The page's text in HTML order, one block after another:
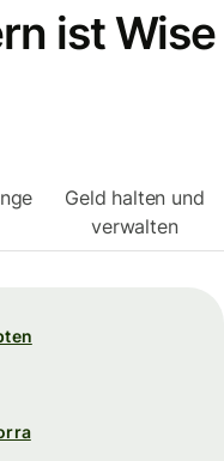
ist Wise
Geld halten und
verwalten